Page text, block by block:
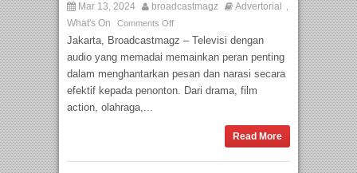
Mar 13, 2024 broadcastmagz Advertorial ,
What's On Comments Off
Jakarta, Broadcastmagz – Televisi dengan
audio yang memadai memainkan peran penting
dalam menghantarkan pesan dan narasi secara
efektif kepada penonton. Dari drama, film
action, olahraga,...
Read More